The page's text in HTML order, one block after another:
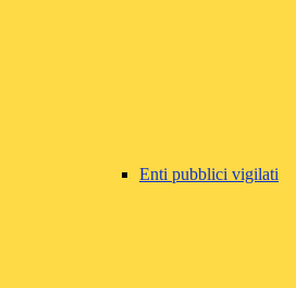
Enti pubblici vigilati